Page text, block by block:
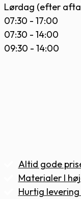
Lørdag (efter
07:30 - 17:00
07:30 - 14:00
09:30 - 14:00
Altid gode
Materialer I
Hurtig